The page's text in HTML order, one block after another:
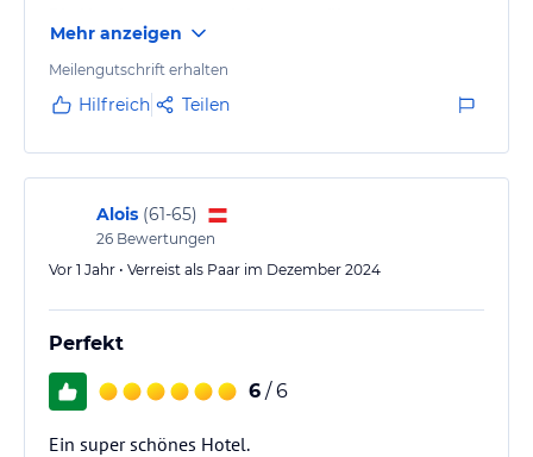
Mehr anzeigen
Meilengutschrift erhalten
Hilfreich Teilen
Alois (61-65)
26 Bewertungen
Vor 1 Jahr • Verreist als Paar im Dezember 2024
Perfekt
6 / 6
Ein super schönes Hotel.